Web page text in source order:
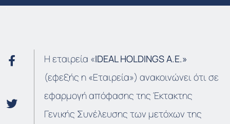
Η εταιρεία «IDEAL HOLDINGS A.E.»
(εφεξής η «Εταιρεία») ανακοινώνει ότι σε
εφαρμογή απόφασης της Έκτακτης
Γενικής Συνέλευσης των μετόχων της